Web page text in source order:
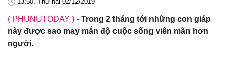
( PHUNUTODAY ) - Trong 2 tháng tới những con giáp
này được sao may mắn độ cuộc sống viên mãn hơn
người.